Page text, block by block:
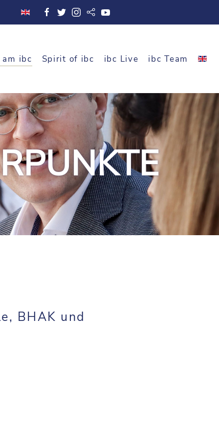
ibc Spirit of ibc ibc Live ibc Team
BHAK und